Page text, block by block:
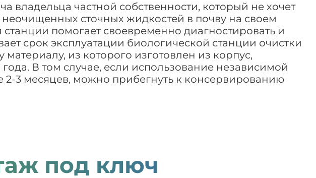
частной собственности, который не хочет
сточных жидкостей в почву на своем
помогает своевременно диагностировать и
срок эксплуатации биологической станции очистки
из которого изготовлен из корпус,
В том случае, если использование независимой
2-3 месяцев, можно прибегнуть к консервированию
под ключ